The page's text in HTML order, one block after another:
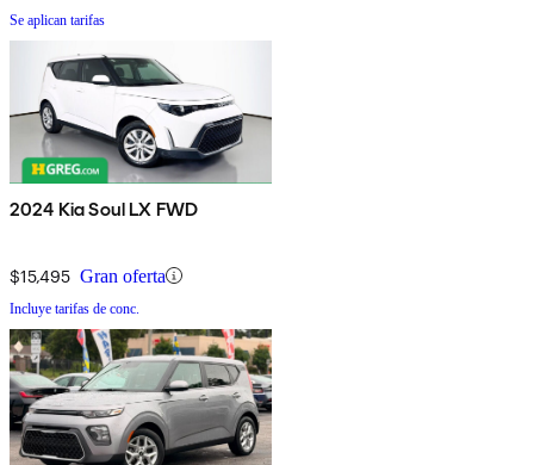
Se aplican tarifas
2024 Kia Soul LX FWD
$15,495 Gran oferta
Incluye tarifas de conc.